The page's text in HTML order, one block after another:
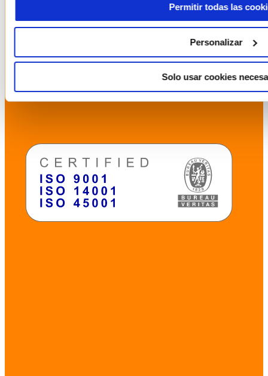
Permitir todas las
Personalizar
Solo usar cookies